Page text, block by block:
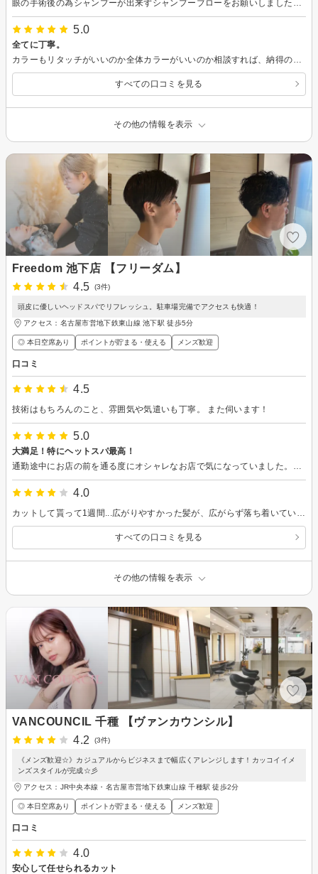
5.0
全てに丁寧。
すべての口コミを見る
その他の情報を表示
Freedom 池下店 【フリーダム】
4.5
(3件)
頭皮に優しいヘッドスパでリフレッシュ。駐車場完備でアクセスも快適！
アクセス：名古屋市営地下鉄東山線 池下駅 徒歩5分
◎ 本日空席あり ポイントが貯まる・使える メンズ歓迎
口コミ
4.5
技術はもちろんのこと、雰囲気や気遣いも丁寧。 また伺います！
5.0
大満足！特にヘットスパ最高！
4.0
すべての口コミを見る
その他の情報を表示
VANCOUNCIL 千種 【ヴァンカウンシル】
4.2
(3件)
《メンズ歓迎☆》カジュアルからビジネスまで幅広くアレンジします！カッコイイメ
ンズスタイルが完成☆彡
アクセス：JR中央本線・名古屋市営地下鉄東山線 千種駅 徒歩2分
◎ 本日空席あり ポイントが貯まる・使える メンズ歓迎
口コミ
4.0
安心して任せられるカット